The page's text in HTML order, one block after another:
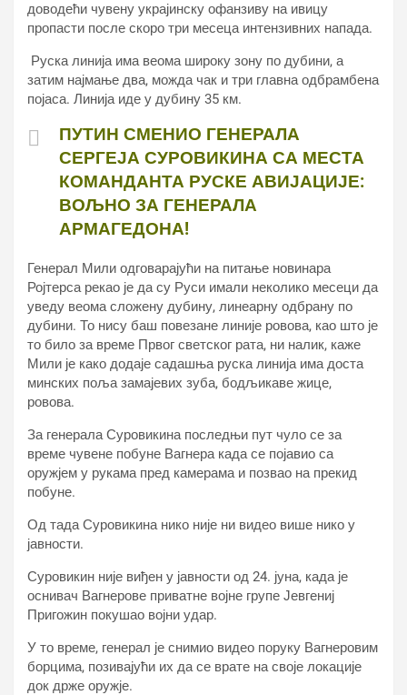
доводећи чувену украјинску офанзиву на ивицу
пропасти после скоро три месеца интензивних напада.
Руска линија има веома широку зону по дубини, а
затим најмање два, можда чак и три главна одбрамбена
појаса. Линија иде у дубину 35 км.
ПУТИН СМЕНИО ГЕНЕРАЛА
СЕРГЕЈА СУРОВИКИНА СА МЕСТА
КОМАНДАНТА РУСКЕ АВИЈАЦИЈЕ:
ВОЉНО ЗА ГЕНЕРАЛА
АРМАГЕДОНА!
Генерал Мили одговарајући на питање новинара
Ројтерса рекао је да су Руси имали неколико месеци да
уведу веома сложену дубину, линеарну одбрану по
дубини. То нису баш повезане линије ровова, као што је
то било за време Првог светског рата, ни налик, каже
Мили је како додаје садашња руска линија има доста
минских поља замајевих зуба, бодљикаве жице,
ровова.
За генерала Суровикина последњи пут чуло се за
време чувене побуне Вагнера када се појавио са
оружјем у рукама пред камерама и позвао на прекид
побуне.
Од тада Суровикина нико није ни видео више нико у
јавности.
Суровикин није виђен у јавности од 24. јуна, када је
оснивач Вагнерове приватне војне групе Јевгениј
Пригожин покушао војни удар.
У то време, генерал је снимио видео поруку Вагнеровим
борцима, позивајући их да се врате на своје локације
док држе оружје.